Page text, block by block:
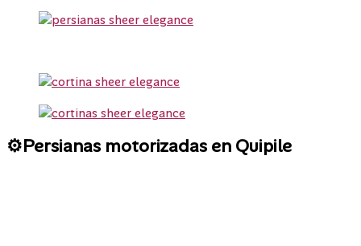
⚙️Persianas motorizadas en Quipile